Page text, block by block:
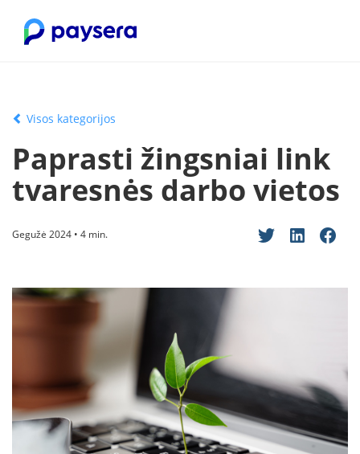
Visos kategorijos
Paprasti žingsniai link
tvaresnės darbo vietos
Gegužė 2024 • 4 min.